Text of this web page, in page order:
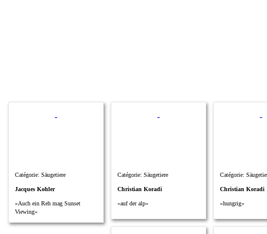
Catégorie: Säugetiere
Jacques Kohler
»Auch ein Reh mag Sunset
Viewing«
Catégorie: Säugetiere
Christian Koradi
»auf der alp«
Catégorie:
Christian Koradi
»hungrig«